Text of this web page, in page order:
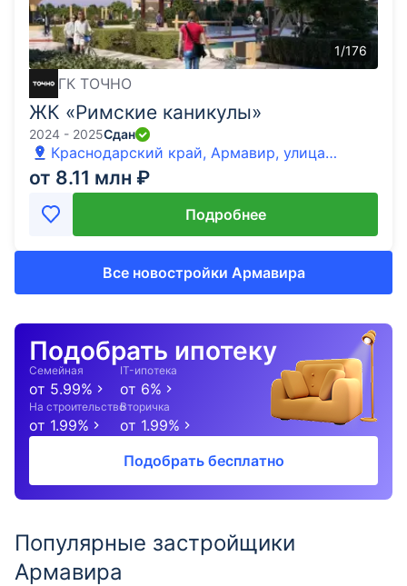
1/176
ГК ТОЧНО
ЖК «Римские каникулы»
2024 - 2025Сдан
Краснодарский край, Армавир, улица
Карандакова
от 8.11 млн ₽
Подробнее
Все новостройки Армавира
Подобрать ипотеку
Семейная
от 5.99%
IT-ипотека
от 6%
На строительство
от 1.99%
Вторичка
от 1.99%
Подобрать бесплатно
Популярные застройщики
Армавира